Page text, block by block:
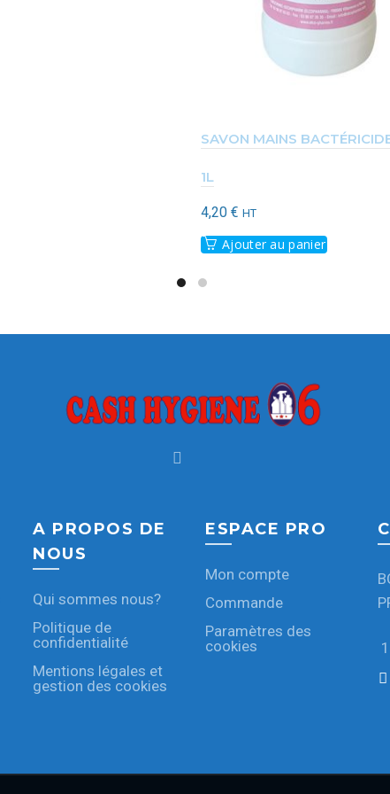
SAVON MAINS
1L
4,20 € HT
Ajouter au panier
A PROPOS DE
NOUS
Qui sommes nous?
Politique de
confidentialité
Mentions légales et
gestion des cookies
ESPACE PRO
Mon compte
Commande
Paramètres des
cookies